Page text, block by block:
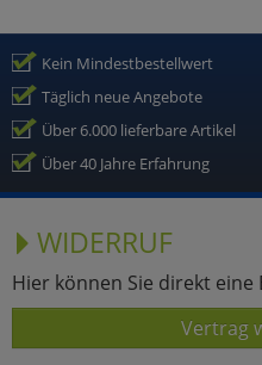
Kein Mindestbestellwert
Täglich neue Angebote
Über 6.000 lieferbare Artikel
Über 40 Jahre Erfahrung
WIDERRUF
Hier können Sie direkt
Vertrag